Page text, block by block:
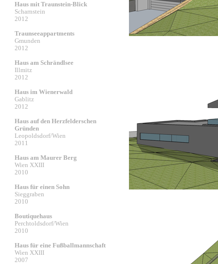
Haus mit Traunstein-Blick
Scharnstein
2012
Traunseeappartments
Gmunden
2012
Haus am Schrändlsee
Illmitz
2012
Haus im Wienerwald
Gablitz
2012
Haus auf den Herzfelderschen
Gründen
Leopoldsdorf/Wien
2011
Haus am Maurer Berg
Wien XXIII
2010
Haus für einen Sohn
Sieggraben
2010
Boutiquehaus
Perchtoldsdorf/Wien
2010
Haus für eine Fußballmannschaft
Wien XXIII
2007